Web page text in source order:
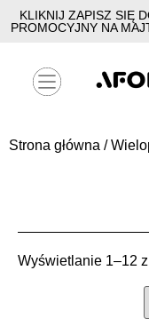
KLIKNIJ ZAPISZ SIĘ
PROMOCYJNY NA
Strona główna /
Wyświetlanie 1–12